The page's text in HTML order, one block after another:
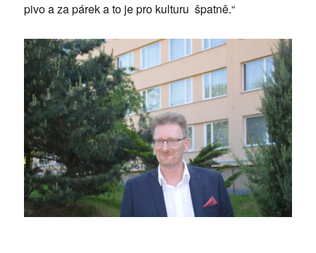
pivo a za párek a to je pro kulturu špatně.“